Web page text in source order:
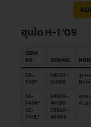
ฮุนได H-1 ’09
CERA
NO.
OEM NO.
CB-
7412*
54530-
3J000
ลูกห
ปีกน
CE-
7411R*
CE-
7411L*
56820-
4H100
56820-
4H000
ลูกห
คันชั